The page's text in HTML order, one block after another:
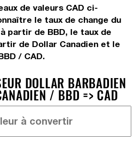
de valeurs CAD ci-
le taux de change du
partir de BBD, le taux de
de Dollar Canadien et le
/ CAD.
DOLLAR BARBADIEN
/ BBD => CAD